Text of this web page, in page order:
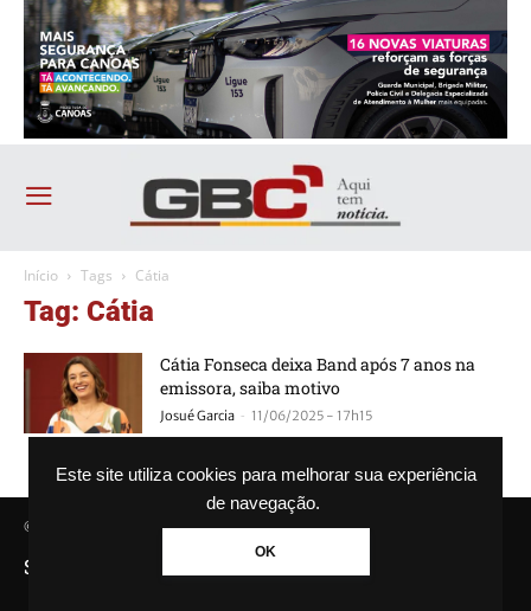
Este site utiliza cookies para melhorar sua experiência
de navegação.
OK
Início Tags Cátia
Tag: Cátia
Cátia Fonseca deixa Band após 7 anos na
emissora, saiba motivo
Josué Garcia - 11/06/2025 - 17h15
© Agência GBC. Aqui tem notícia. Todos os direitos reservados.
SAIBA MAIS SOBRE A AGÊNCIA GBC